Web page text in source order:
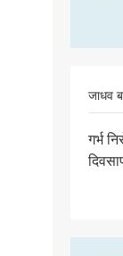
जाधव
गर्भ
निरोधग
गर्भ